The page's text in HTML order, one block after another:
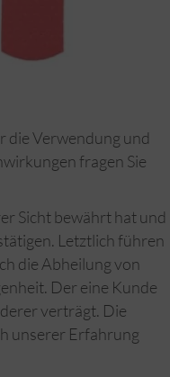
die Verwendung und
fragen Sie
Sicht bewährt hat und
Letztlich führen
die Abheilung von
Der eine Kunde
verträgt. Die
unserer Erfahrung